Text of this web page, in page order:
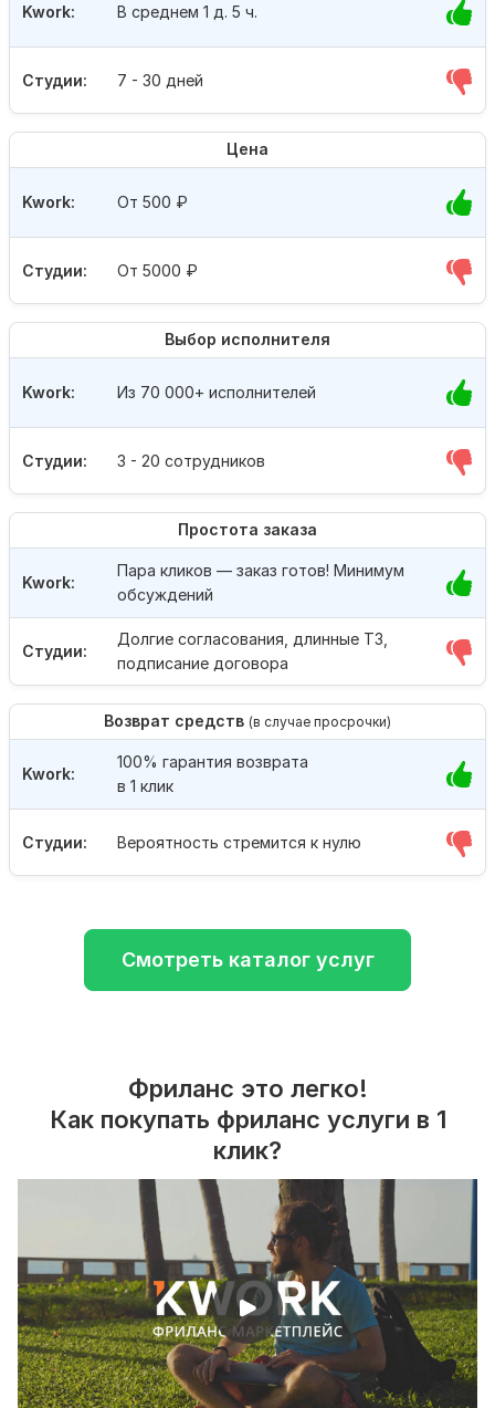
Студии: 7 - 30 дней
Kwork: В среднем 1 д. 5 ч.
Цена
Студии: От 5000 ₽
Kwork: От 500 ₽
Выбор исполнителя
Студии: 3 - 20 сотрудников
Kwork: Из 70 000+ исполнителей
Простота заказа
Студии:
Долгие согласования, длинные ТЗ,
подписание договора
Kwork:
Пара кликов — заказ готов! Минимум
обсуждений
Возврат средств (в случае просрочки)
Студии: Вероятность стремится к нулю
Kwork:
100% гарантия возврата
в 1 клик
Смотреть каталог услуг
Фриланс это легко!
Как покупать фриланс услуги в 1
клик?